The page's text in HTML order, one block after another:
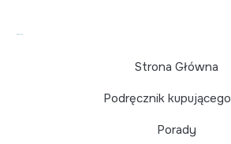
Strona Główna
Podręcznik kupującego
Porady
Ranking soczewek